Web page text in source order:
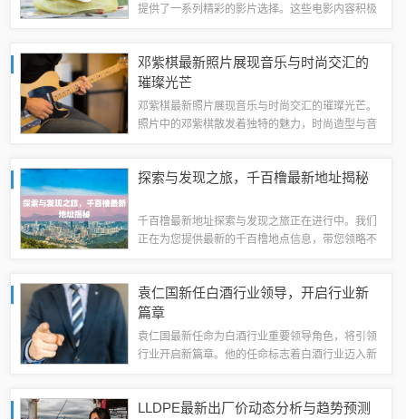
提供了一系列精彩的影片选择。这些电影内容积极
冒险片等多种类型，画面精美、情节有趣，能...
邓紫棋最新照片展现音乐与时尚交汇的
璀璨光芒
邓紫棋最新照片展现音乐与时尚交汇的璀璨光芒。
照片中的邓紫棋散发着独特的魅力，时尚造型与音
相连，她的最新照片更是彰显了这一特点，令...
探索与发现之旅，千百橹最新地址揭秘
千百橹最新地址探索与发现之旅正在进行中。我们
正在为您提供最新的千百橹地点信息，带您领略不
间。随着科技的飞速发展和互联网的普及...
袁仁国新任白酒行业领导，开启行业新
篇章
袁仁国最新任命为白酒行业重要领导角色，将引领
行业开启新篇章。他的任命标志着白酒行业迈入新
的持续繁荣和创新。袁仁国的背景与成就袁仁国...
LLDPE最新出厂价动态分析与趋势预测